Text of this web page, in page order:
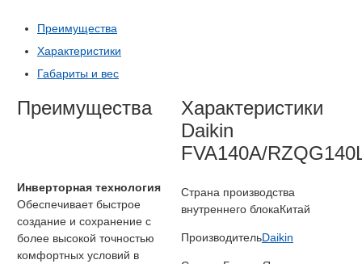
Преимущества
Характеристики
Габариты и вес
Преимущества
Инверторная технология
Обеспечивает быстрое
создание и сохранение с
более высокой точностью
комфортных условий в
Характеристики
Daikin
FVA140A/
Страна производства
внутреннего блокаКитай
ПроизводительDaikin